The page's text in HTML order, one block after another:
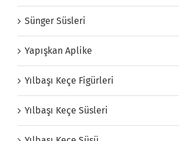
Sünger Süsleri
Yapışkan Aplike
Yılbaşı Keçe Figürleri
Yılbaşı Keçe Süsleri